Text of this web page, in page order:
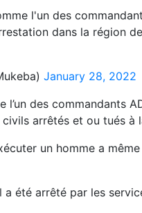
l'un des
dans la région de
January 28, 2022
l’un des commandants
arrêtés et ou tués à
un homme a
été arrêté par les